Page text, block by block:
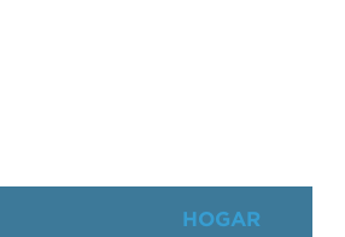
HOGAR